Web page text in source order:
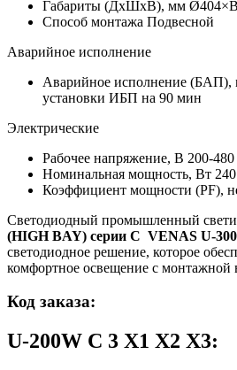
Габариты (ДхШхВ), мм
Способ монтажа Подвесной
Аварийное исполнение
Аварийное исполнение (БАП),
установки ИБП на 90 мин
Электрические
Рабочее напряжение, В 200-
Номинальная мощность, Вт 240
Коэффициент мощности (PF),
Светодиодный промышленный
(HIGH BAY) серии С VENAS U-
светодиодное решение, которое
комфортное освещение с монтажной
Код заказа:
U-200W С 3 X1 X2 X3: